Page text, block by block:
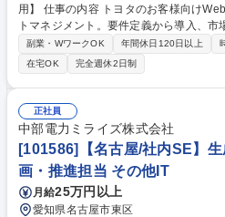
用】 仕事の内容 トヨタのお客様向けWebサイトの開発・運用プロジェク
トマネジメント。要件定義から導入、
ド。 開発パートナーとの連携や開発日程・
ステムの要件・仕様定義、国内営業部門
ヨタコネクティッド等）の連携・マネジ
ード、開発日程・予算の管理 ・ポータ
スなチャネル連携推進 【環境】パブリッククラ
【B2C向けWebサービス開発・運用】
副業・WワークOK 年間休日120日以上
在宅OK
完全週休2日制
正社員
中部電力ミライズ株式会社
[101586]【名古屋/社内SE】
画・推進担当 その他IT
月給25万円以上
愛知県名古屋市東区